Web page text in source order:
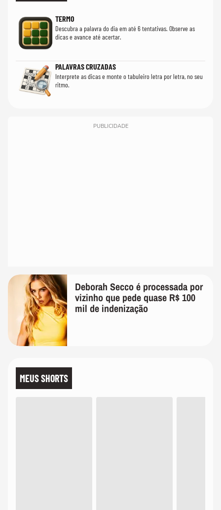
TERMO
Descubra a palavra do dia em até 6 tentativas. Observe as
dicas e avance até acertar.
PALAVRAS CRUZADAS
Interprete as dicas e monte o tabuleiro letra por letra, no seu
ritmo.
PUBLICIDADE
Deborah Secco é processada por
vizinho que pede quase R$ 100
mil de indenização
MEUS SHORTS